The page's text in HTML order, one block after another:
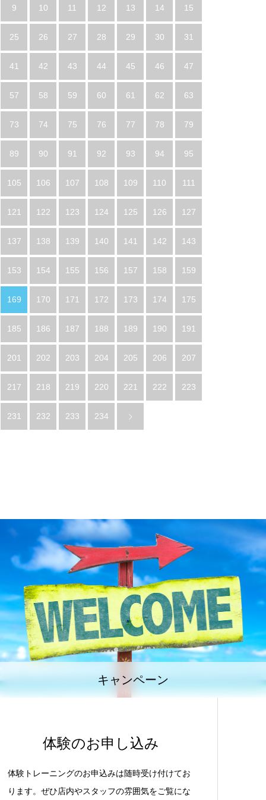
9 10 11 12 13 14 15
25 26 27 28 29 30 31
41 42 43 44 45 46 47
57 58 59 60 61 62 63
73 74 75 76 77 78 79
89 90 91 92 93 94 95
105 106 107 108 109 110 111
121 122 123 124 125 126 127
137 138 139 140 141 142 143
153 154 155 156 157 158 159
169 170 171 172 173 174 175
185 186 187 188 189 190 191
201 202 203 204 205 206 207
217 218 219 220 221 222 223
231 232 233 234
キャンペーン
体験のお申し込み
体験トレーニングのお申込みは随時受け付けてお
ります。ぜひ店内やスタッフの雰囲気をご覧にな